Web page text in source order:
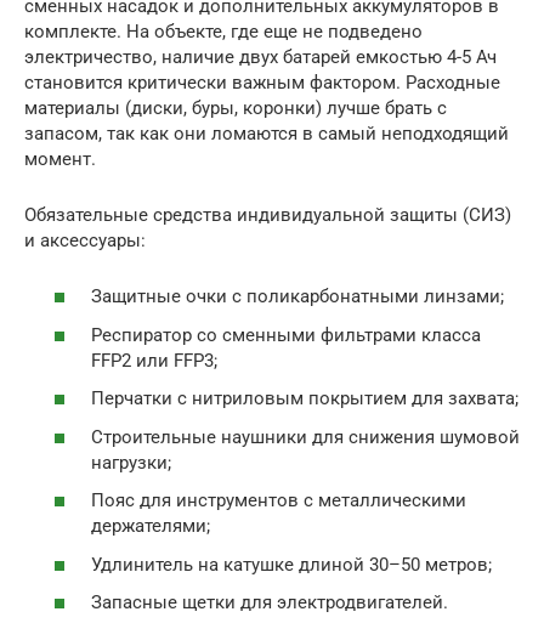
сменных насадок и дополнительных аккумуляторов в
комплекте. На объекте, где еще не подведено
электричество, наличие двух батарей емкостью 4-5 Ач
становится критически важным фактором. Расходные
материалы (диски, буры, коронки) лучше брать с
запасом, так как они ломаются в самый неподходящий
момент.
Обязательные средства индивидуальной защиты (СИЗ)
и аксессуары:
Защитные очки с поликарбонатными линзами;
Респиратор со сменными фильтрами класса
FFP2 или FFP3;
Перчатки с нитриловым покрытием для захвата;
Строительные наушники для снижения шумовой
нагрузки;
Пояс для инструментов с металлическими
держателями;
Удлинитель на катушке длиной 30–50 метров;
Запасные щетки для электродвигателей.